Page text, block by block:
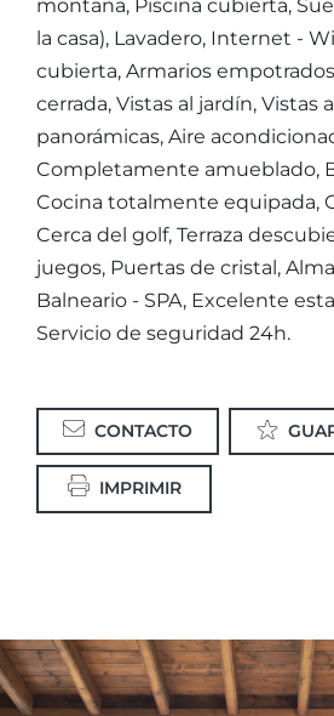
montaña, Piscina cubierta,
la casa), Lavadero, Internet -
cubierta, Armarios
cerrada, Vistas al jardín, Vistas
panorámicas, Aire
Completamente amueblado,
Cocina totalmente equipada,
Cerca del golf, Terraza
juegos, Puertas de cristal,
Balneario - SPA, Excelente
Servicio de seguridad 24h.
CONTACTO
IMPRIMIR